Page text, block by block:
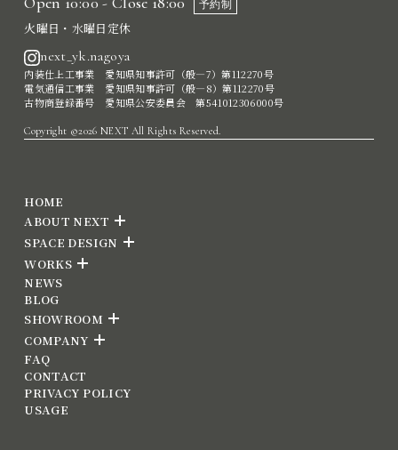
予約制
火曜日・水曜日定休
next_yk.nagoya
内装仕上工事業 愛知県知事許可（般―7）第112270号
電気通信工事業 愛知県知事許可（般―8）第112270号
古物商登録番号 愛知県公安委員会 第541012306000号
Copyright ©2026 NEXT All Rights Reserved.
HOME
ABOUT NEXT
SPACE DESIGN
WORKS
NEWS
BLOG
SHOWROOM
COMPANY
FAQ
CONTACT
PRIVACY POLICY
USAGE